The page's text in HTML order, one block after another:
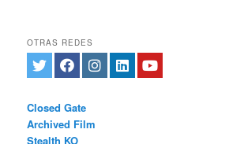
OTRAS REDES
Closed Gate
Archived Film
Stealth KO